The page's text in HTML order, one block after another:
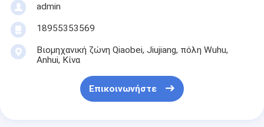
admin
18955353569
Βιομηχανική ζώνη Qiaobei, Jiujiang, πόλη Wuhu,
Anhui, Κίνα
Επικοινωνήστε